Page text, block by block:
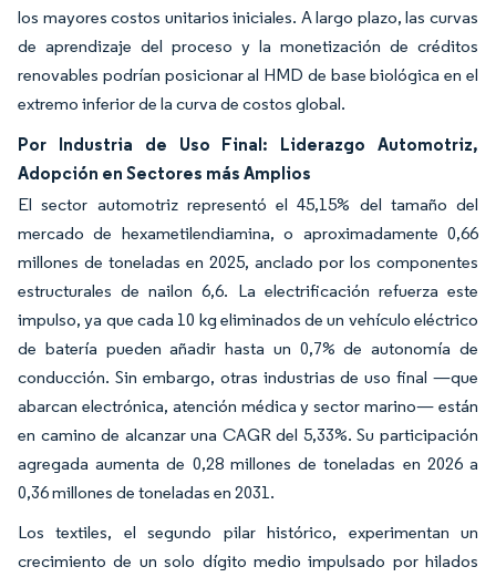
los mayores costos unitarios iniciales. A largo plazo, las curvas
de aprendizaje del proceso y la monetización de créditos
renovables podrían posicionar al HMD de base biológica en el
extremo inferior de la curva de costos global.
Por Industria de Uso Final: Liderazgo Automotriz,
Adopción en Sectores más Amplios
El sector automotriz representó el 45,15% del tamaño del
mercado de hexametilendiamina, o aproximadamente 0,66
millones de toneladas en 2025, anclado por los componentes
estructurales de nailon 6,6. La electrificación refuerza este
impulso, ya que cada 10 kg eliminados de un vehículo eléctrico
de batería pueden añadir hasta un 0,7% de autonomía de
conducción. Sin embargo, otras industrias de uso final —que
abarcan electrónica, atención médica y sector marino— están
en camino de alcanzar una CAGR del 5,33%. Su participación
agregada aumenta de 0,28 millones de toneladas en 2026 a
0,36 millones de toneladas en 2031.
Los textiles, el segundo pilar histórico, experimentan un
crecimiento de un solo dígito medio impulsado por hilados